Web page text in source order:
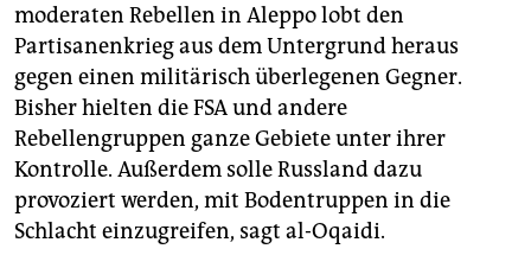
moderaten Rebellen in Aleppo lobt den
Partisanenkrieg aus dem Untergrund heraus
gegen einen militärisch überlegenen Gegner.
Bisher hielten die FSA und andere
Rebellengruppen ganze Gebiete unter ihrer
Kontrolle. Außerdem solle Russland dazu
provoziert werden, mit Bodentruppen in die
Schlacht einzugreifen, sagt al-Oqaidi.